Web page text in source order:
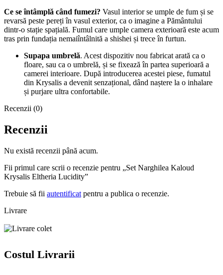
Ce se întâmplă când fumezi? Vasul interior se umple de fum și se
revarsă peste pereți în vasul exterior, ca o imagine a Pământului
dintr-o stație spațială. Fumul care umple camera exterioară este acum
tras prin fundația nemaiîntâlnită a shishei și trece în furtun.
Supapa umbrelă. Acest dispozitiv nou fabricat arată ca o
floare, sau ca o umbrelă, și se fixează în partea superioară a
camerei interioare. După introducerea acestei piese, fumatul
din Krysalis a devenit senzațional, dând naștere la o inhalare
și purjare ultra confortabile.
Recenzii (0)
Recenzii
Nu există recenzii până acum.
Fii primul care scrii o recenzie pentru „Set Narghilea Kaloud
Krysalis Eltheria Lucidity”
Trebuie să fii autentificat pentru a publica o recenzie.
Livrare
Costul Livrarii